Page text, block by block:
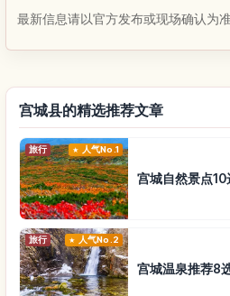
最新信息请以官方发布或现场确认为准
宫城县的精选推荐文章
旅行 人气No.1
宫城自然景点
旅行 人气No.2
宫城温泉推荐8